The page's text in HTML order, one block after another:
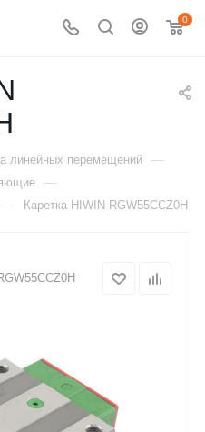
0
линейных перемещений —
—
— Каретка HIWIN RGW55CCZ0H